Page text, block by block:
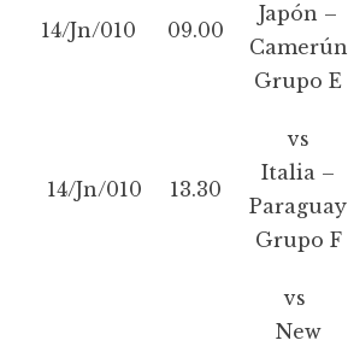
14/Jn/010 09.00
Japón –
Camerún
Grupo E
14/Jn/010 13.30
vs
Italia –
Paraguay
Grupo F
vs
New